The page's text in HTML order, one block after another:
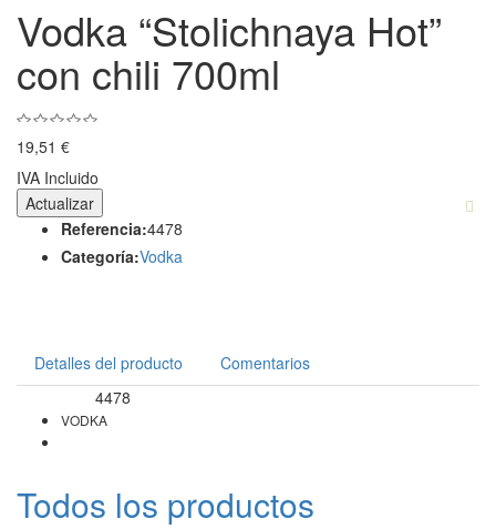
Vodka “Stolichnaya Hot”
con chili 700ml
19,51 €
IVA Incluido
Referencia:4478
Categoría:Vodka
Detalles del producto Comentarios
4478
VODKA
Todos los productos